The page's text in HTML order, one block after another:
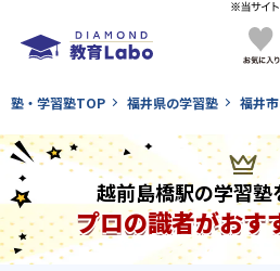
塾・学習塾TOP 福井県の学習塾 福井
越前島橋駅の学習塾
プロの識者がおす